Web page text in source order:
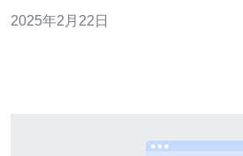
受瞩目。 CN2服务即中国电信第二代国际网络业务，它是
2025年2月22日